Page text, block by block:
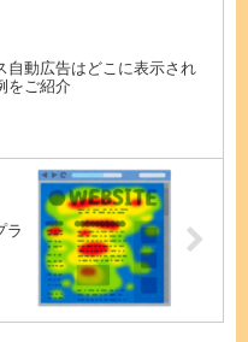
自動広告はどこに表示され
をご紹介
ラ